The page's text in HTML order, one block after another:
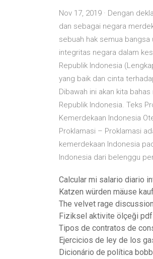
Nov 17, 2019 · Dengan
dan sebagai negara
sebuah hak semua bangsa
integritas negara dalam
Republik Indonesia
yang baik dan cinta
Dibawah ini akan kita
Republik Indonesia. Teks
Kemerdekaan Indonesia
Proklamasi – Proklamasi
kemerdekaan Indonesia
Indonesia dari belenggu
Calcular mi salario diario
Katzen würden mäuse
The velvet rage
Fiziksel aktivite ölçeği pdf
Tipos de contratos de
Ejercicios de ley de los
Dicionário de política